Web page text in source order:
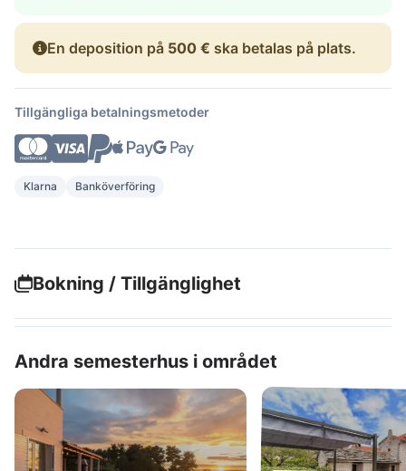
En deposition på 500 € ska betalas på plats.
Tillgängliga betalningsmetoder
Klarna Banköverföring
Bokning / Tillgänglighet
Andra semesterhus i området